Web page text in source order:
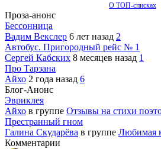
О ТОП-списках
Проза-анонс
Бессонница
Вадим Векслер 6 лет назад 2
Автобус. Пригородный рейс № 1
Сергей Кабских 8 месяцев назад 1
Про Тарзана
Айхо 2 года назад 6
Блог-Анонс
Эвриклея
Айхо в группе Отзывы на стихи
Престранный гном
Галина Скударёва в группе Любимая
Комментарии